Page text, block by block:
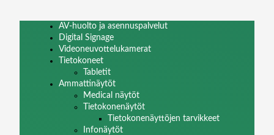
AV-huolto ja asennuspalvelut
Digital Signage
Videoneuvottelukamerat
Tietokoneet
Tabletit
Ammattinäytöt
Medical näytöt
Tietokonenäytöt
Tietokonenäyttöjen tarvikkeet
Infonäytöt